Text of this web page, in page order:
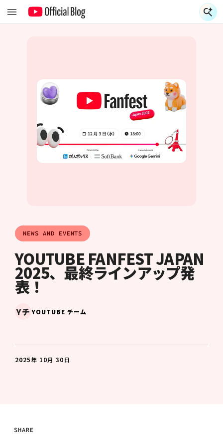
NEWS AND EVENTS
YOUTUBE FANFEST JAPAN
2025、最終ラインアップ発
表！
Yチ YOUTUBE チーム
2025年 10月 30日
SHARE